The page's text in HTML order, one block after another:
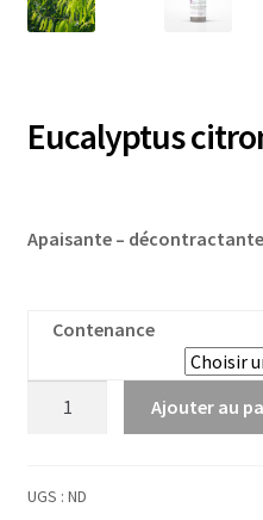
Eucalyptus
Apaisante –
Contenance
Ajouter au
UGS : ND